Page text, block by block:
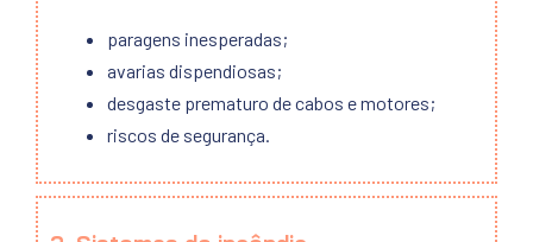
paragens inesperadas;
avarias dispendiosas;
desgaste prematuro de cabos e motores;
riscos de segurança.